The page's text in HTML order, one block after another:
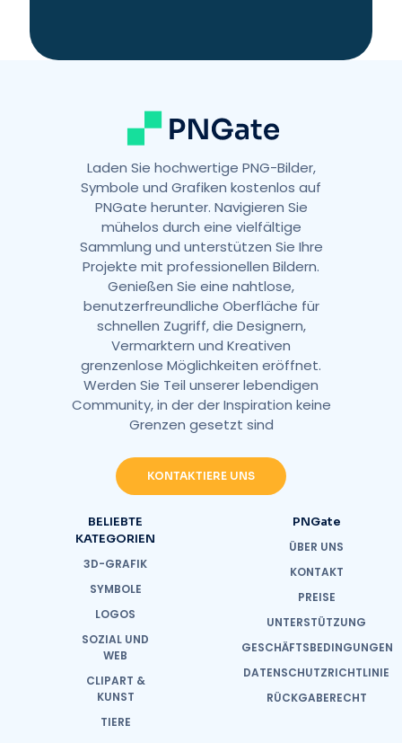
Laden Sie hochwertige PNG-Bilder,
Symbole und Grafiken kostenlos auf
PNGate herunter. Navigieren Sie
mühelos durch eine vielfältige
Sammlung und unterstützen Sie Ihre
Projekte mit professionellen Bildern.
Genießen Sie eine nahtlose,
benutzerfreundliche Oberfläche für
schnellen Zugriff, die Designern,
Vermarktern und Kreativen
grenzenlose Möglichkeiten eröffnet.
Werden Sie Teil unserer lebendigen
Community, in der der Inspiration keine
Grenzen gesetzt sind
KONTAKTIERE UNS
BELIEBTE
KATEGORIEN
3D-GRAFIK
SYMBOLE
LOGOS
SOZIAL UND
WEB
CLIPART &
KUNST
TIERE
PNGate
ÜBER UNS
KONTAKT
PREISE
UNTERSTÜTZUNG
GESCHÄFTSBEDINGUNGEN
DATENSCHUTZRICHTLINIE
RÜCKGABERECHT